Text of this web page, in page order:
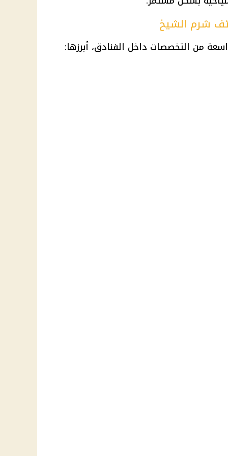
شرم الشيخ
من التخصصات داخل الفنادق، أبرزها: